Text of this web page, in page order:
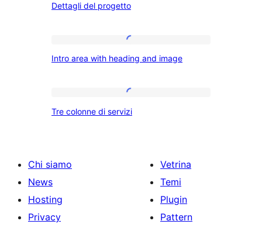
del
Dettagli del progetto
area
and
Intro area with heading and image
colonne
Tre colonne di servizi
Chi siamo
News
Hosting
Privacy
Vetrina
Temi
Plugin
Pattern